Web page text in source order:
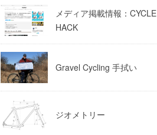
メディア掲載情報：CYCLE
HACK
Gravel Cycling 手拭い
ジオメトリー